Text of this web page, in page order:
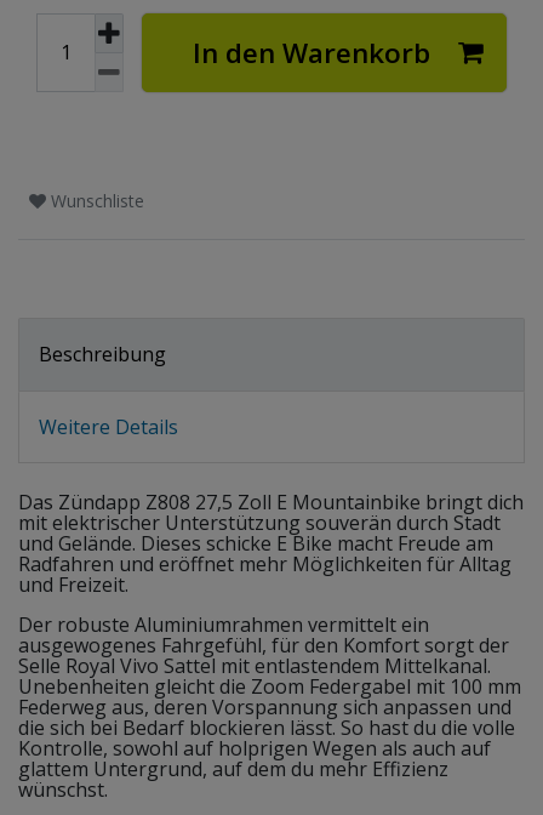
In den Warenkorb
Wunschliste
Beschreibung
Weitere Details
Das Zündapp Z808 27,5 Zoll E Mountainbike bringt dich
mit elektrischer Unterstützung souverän durch Stadt
und Gelände. Dieses schicke E Bike macht Freude am
Radfahren und eröffnet mehr Möglichkeiten für Alltag
und Freizeit.
Der robuste Aluminiumrahmen vermittelt ein
ausgewogenes Fahrgefühl, für den Komfort sorgt der
Selle Royal Vivo Sattel mit entlastendem Mittelkanal.
Unebenheiten gleicht die Zoom Federgabel mit 100 mm
Federweg aus, deren Vorspannung sich anpassen und
die sich bei Bedarf blockieren lässt. So hast du die volle
Kontrolle, sowohl auf holprigen Wegen als auch auf
glattem Untergrund, auf dem du mehr Effizienz
wünschst.